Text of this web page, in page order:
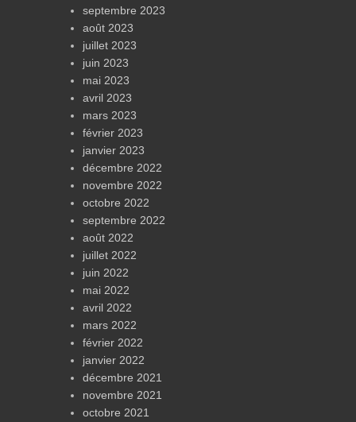
septembre 2023
août 2023
juillet 2023
juin 2023
mai 2023
avril 2023
mars 2023
février 2023
janvier 2023
décembre 2022
novembre 2022
octobre 2022
septembre 2022
août 2022
juillet 2022
juin 2022
mai 2022
avril 2022
mars 2022
février 2022
janvier 2022
décembre 2021
novembre 2021
octobre 2021